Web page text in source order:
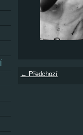
← Předchozí